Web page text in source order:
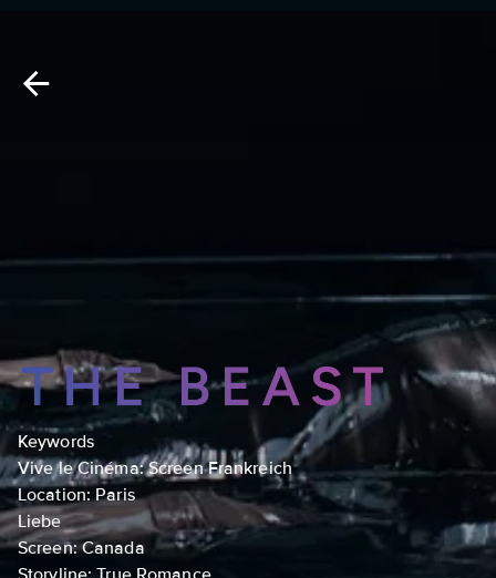
Keywords
Vive le Cinéma: Screen Frankreich
Location: Paris
Liebe
Screen: Canada